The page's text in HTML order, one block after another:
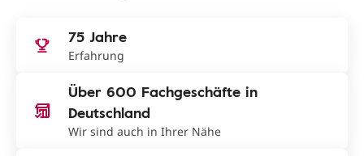
75 Jahre
Erfahrung
Über 600 Fachgeschäfte in
Deutschland
Wir sind auch in Ihrer Nähe